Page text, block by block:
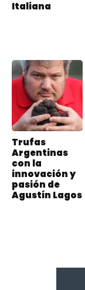
Italiana
Trufas
Argentinas
con la
innovación y
pasión de
Agustín Lagos